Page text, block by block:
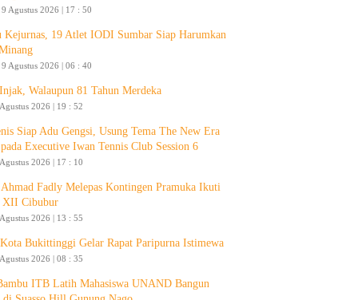
Agustus 2026 | 17 : 50
Kejurnas, 19 Atlet IODI Sumbar Siap Harumkan
Agustus 2026 | 06 : 40
Walaupun 81 Tahun Merdeka
2026 | 19 : 52
Siap Adu Gengsi, Usung Tema The New Era
Executive Iwan Tennis Club Session 6
2026 | 17 : 10
Ahmad Fadly Melepas Kontingen Pramuka Ikuti
XII Cibubur
2026 | 13 : 55
Bukittinggi Gelar Rapat Paripurna Istimewa
2026 | 08 : 35
ITB Latih Mahasiswa UNAND Bangun